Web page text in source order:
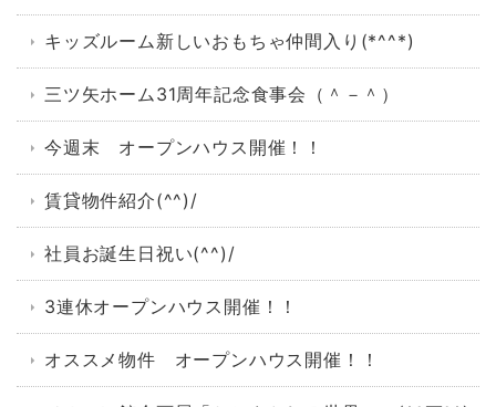
キッズルーム新しいおもちゃ仲間入り(*^^*)
三ツ矢ホーム31周年記念食事会（＾－＾）
今週末 オープンハウス開催！！
賃貸物件紹介(^^)/
社員お誕生日祝い(^^)/
3連休オープンハウス開催！！
オススメ物件 オープンハウス開催！！